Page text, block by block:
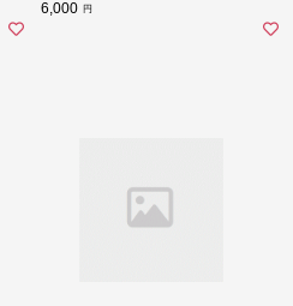
6,000 円